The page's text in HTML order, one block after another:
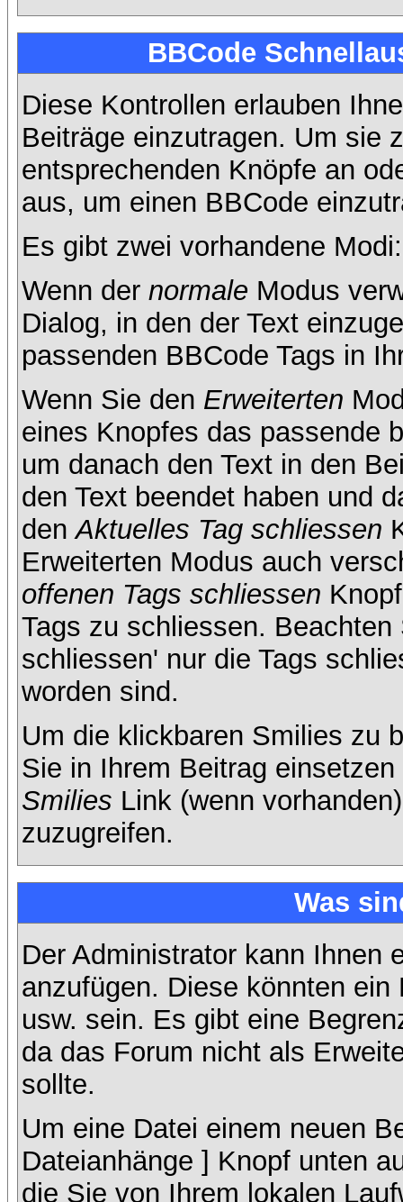
BBCode
Diese Kontrollen erlauben
Beiträge einzutragen. Um sie
entsprechenden Knöpfe an
aus, um einen BBCode
Es gibt zwei vorhandene
Wenn der normale Modus
Dialog, in den der Text
passenden BBCode Tags in
Wenn Sie den Erweiterten
eines Knopfes das passende
um danach den Text in den
den Text beendet haben und
denAktuelles Tag schliessen
Erweiterten Modus auch
offenen Tags schliessen
Tags zu schliessen.
schliessen' nur die Tags
worden sind.
Um die klickbaren Smilies zu
Sie in Ihrem Beitrag
Smilies Link (wenn
zuzugreifen.
Was
Der Administrator kann Ihnen
anzufügen. Diese könnten
usw. sein. Es gibt eine
da das Forum nicht als
sollte.
Um eine Datei einem neuen
Dateianhänge ] Knopf unten
die Sie von Ihrem lokalen